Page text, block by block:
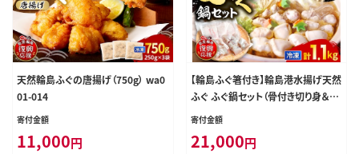
天然輪島ふぐの唐揚げ（750g） wa0
01-014
寄付金額
11,000円
【輪島ふぐ箸付き】輪島港水揚げ天然
ふぐ ふぐ鍋セット（骨付き切り身＆白
子） wa001-016
寄付金額
21,000円